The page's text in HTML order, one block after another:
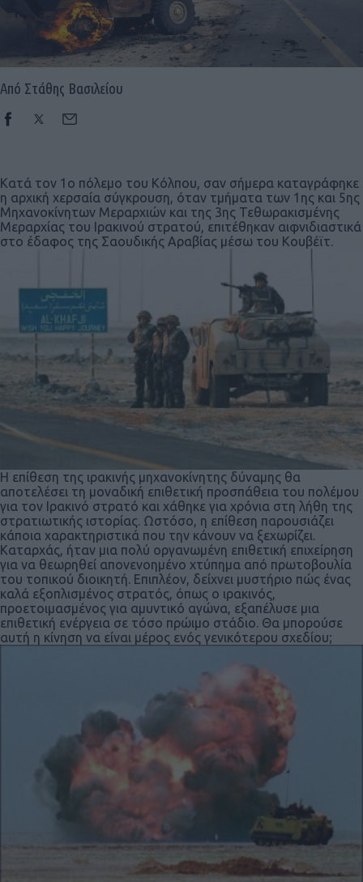
Από Στάθης Βασιλείου
Κατά τον 1ο πόλεμο του Κόλπου, σαν σήμερα καταγράφηκε
η αρχική χερσαία σύγκρουση, όταν τμήματα των 1ης και 5ης
Μηχανοκίνητων Μεραρχιών και της 3ης Τεθωρακισμένης
Μεραρχίας του Ιρακινού στρατού, επιτέθηκαν αιφνιδιαστικά
στο έδαφος της Σαουδικής Αραβίας μέσω του Κουβέϊτ.
Η επίθεση της ιρακινής μηχανοκίνητης δύναμης θα
αποτελέσει τη μοναδική επιθετική προσπάθεια του πολέμου
για τον Ιρακινό στρατό και χάθηκε για χρόνια στη λήθη της
στρατιωτικής ιστορίας. Ωστόσο, η επίθεση παρουσιάζει
κάποια χαρακτηριστικά που την κάνουν να ξεχωρίζει.
Καταρχάς, ήταν μια πολύ οργανωμένη επιθετική επιχείρηση
για να θεωρηθεί απονενοημένο χτύπημα από πρωτοβουλία
του τοπικού διοικητή. Επιπλέον, δείχνει μυστήριο πώς ένας
καλά εξοπλισμένος στρατός, όπως ο ιρακινός,
προετοιμασμένος για αμυντικό αγώνα, εξαπέλυσε μια
επιθετική ενέργεια σε τόσο πρώιμο στάδιο. Θα μπορούσε
αυτή η κίνηση να είναι μέρος ενός γενικότερου σχεδίου;